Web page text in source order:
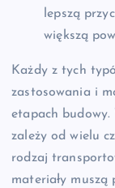
lepszą
większą
Każdy z tych
zastosowania i
etapach
zależy od wielu
rodzaj
materiały muszą